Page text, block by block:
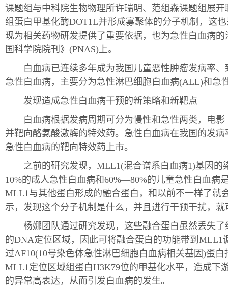
课题组与中科院生物物理所许瑞明、范组森课题组展
组蛋白甲基化酶DOT1L并形成寡聚体的分子机制，这
现为相关药物研发提供了重要依据，也为急性白血病
国科学院院刊》(PNAS)上。
白血病已连续多年成为我国儿童恶性肿瘤发病率、
急性白血病，主要分为急性淋巴细胞白血病(ALL)和急
发现造成急性白血病干预的新策略和新靶点
白血病根据发病周期可分为慢性和急性两类，电影
并靶向酪氨酸激酶的特效药。急性白血病在我国的发
急性白血病的靶向特效药上市。
之前的研究发现，MLL1(混合谱系白血病1)基因的
10%的成人急性白血病和60%—80%的儿童急性白血病
MLL1与其他蛋白形成的融合蛋白，和以前不一样了就
示，发现这个分子机制是什么，并且进行干预干扰，
杨娜团队通过研究发现，这些融合蛋白虽然丢失了
的DNA定位区域，因此可将融合蛋白的功能带到
过AF10(10号染色体急性淋巴细胞白血病相关基因)蛋
MLL1定位区域组蛋白H3K79位的甲基化水平，造成下
的异常高表达，从而引发白血病的发生。